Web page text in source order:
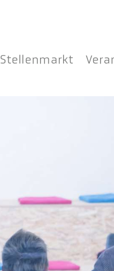
Stellenmarkt